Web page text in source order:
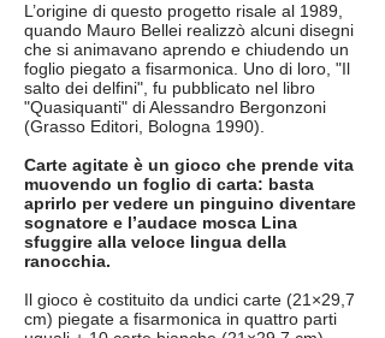
L’origine di questo progetto risale al 1989,
quando Mauro Bellei realizzò alcuni disegni
che si animavano aprendo e chiudendo un
foglio piegato a fisarmonica. Uno di loro, "Il
salto dei delfini", fu pubblicato nel libro
"Quasiquanti" di Alessandro Bergonzoni
(Grasso Editori, Bologna 1990).
Carte agitate è un gioco che prende vita
muovendo un foglio di carta: basta
aprirlo per vedere un pinguino diventare
sognatore e l’audace mosca Lina
sfuggire alla veloce lingua della
ranocchia.
Il gioco è costituito da undici carte (21×29,7
cm) piegate a fisarmonica in quattro parti